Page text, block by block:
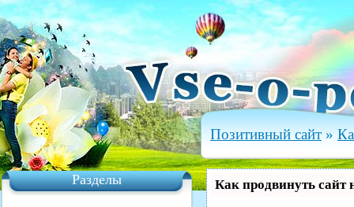
Разделы
Позитивный сайт »
Как продвинуть сайт